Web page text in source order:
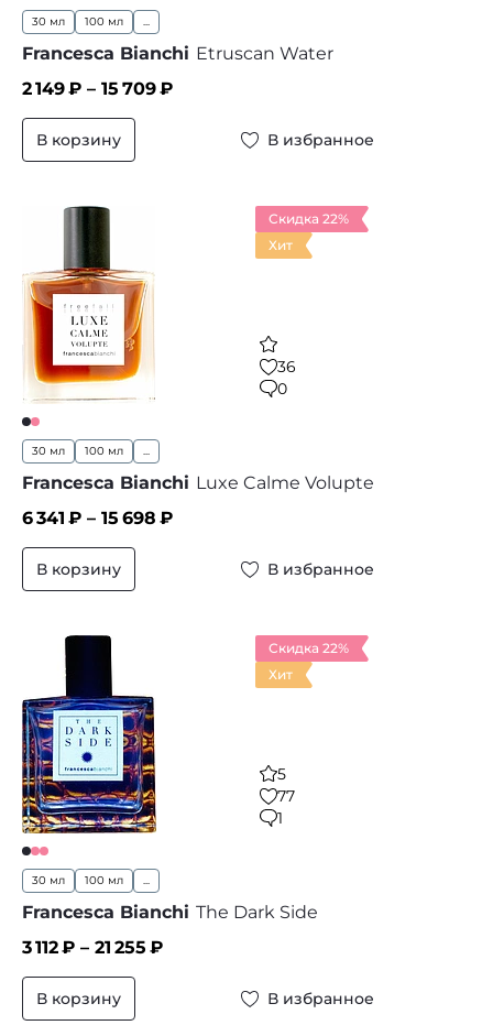
30 мл 100 мл ...
Francesca Bianchi Etruscan Water
2 149₽ – 15 709₽
В корзину В избранное
Скидка 22%
Хит
36
0
30 мл 100 мл ...
Francesca Bianchi Luxe Calme Volupte
6 341 ₽ – 15 698 ₽
В корзину В избранное
Скидка 22%
Хит
5
77
1
30 мл 100 мл ...
Francesca Bianchi The Dark Side
3 112₽ – 21 255 ₽
В корзину В избранное